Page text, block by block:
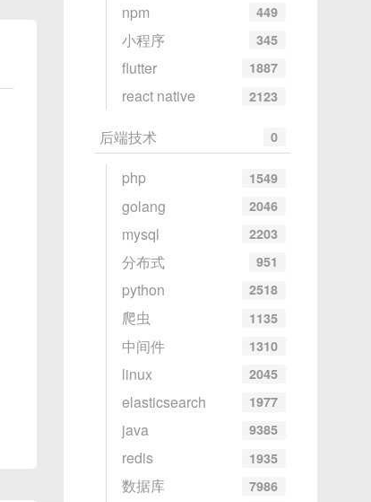
npm 449
小程序 345
flutter 1887
react native 2123
后端技术 0
php 1549
golang 2046
mysql 2203
分布式 951
python 2518
爬虫 1135
中间件 1310
linux 2045
elasticsearch 1977
java 9385
redis 1935
数据库 7986